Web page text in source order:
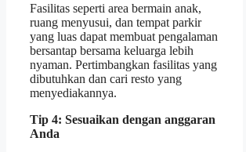
Fasilitas seperti area bermain anak,
ruang menyusui, dan tempat parkir
yang luas dapat membuat pengalaman
bersantap bersama keluarga lebih
nyaman. Pertimbangkan fasilitas yang
dibutuhkan dan cari resto yang
menyediakannya.
Tip 4: Sesuaikan dengan anggaran
Anda